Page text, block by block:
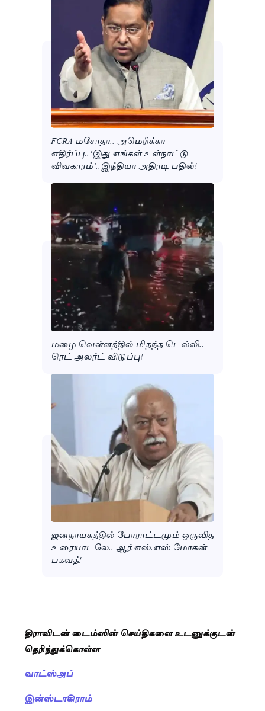
FCRA மசோதா.. அமெரிக்கா
எதிர்ப்பு..‘இது எங்கள் உள்நாட்டு
விவகாரம்’..இந்தியா அதிரடி பதில்!
மழை வெள்ளத்தில் மிதந்த டெல்லி..
ரெட் அலர்ட் விடுப்பு!
ஜனநாயகத்தில் போராட்டமும் ஒருவித
உரையாடலே.. ஆர்.எஸ்.எஸ் மோகன்
பகவத்!
திராவிடன் டைம்ஸின் செய்திகளை உடனுக்குடன்
தெரிந்துக்கொள்ள
வாட்ஸ்அப்
இன்ஸ்டாகிராம்